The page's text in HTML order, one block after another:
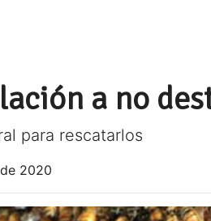
a no
para rescatarlos
2020